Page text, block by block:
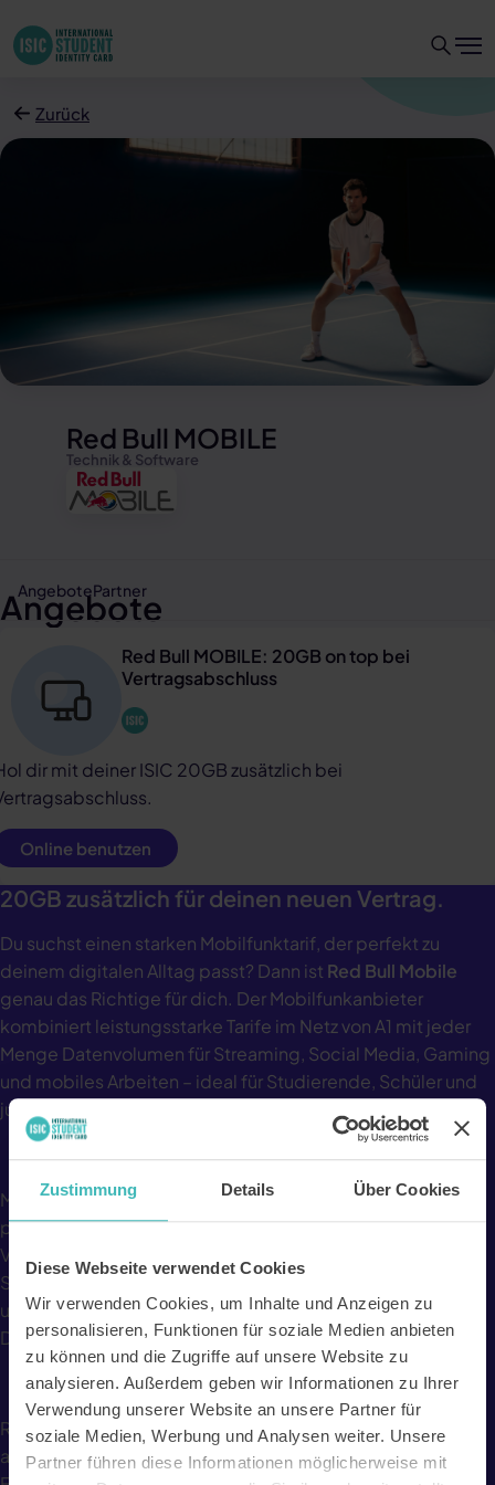
Zustimmung Details Über Cookies
Diese Webseite verwendet Cookies
Wir verwenden Cookies, um Inhalte und Anzeigen zu
personalisieren, Funktionen für soziale Medien anbieten
zu können und die Zugriffe auf unsere Website zu
analysieren. Außerdem geben wir Informationen zu Ihrer
Verwendung unserer Website an unsere Partner für
soziale Medien, Werbung und Analysen weiter. Unsere
Partner führen diese Informationen möglicherweise mit
Zurück
Technik & Software
Red Bull MOBILE
AngebotePartner
Angebote
Red Bull MOBILE: 20GB on top bei
Vertragsabschluss
dir mit deiner ISIC 20GB zusätzlich bei
Online benutzen
20GB zusätzlich für deinen neuen Vertrag.
Du suchst einen starken Mobilfunktarif, der perfekt zu
deinem digitalen Alltag passt? Dann ist Red Bull Mobile
genau das Richtige für dich. Der Mobilfunkanbieter
kombiniert leistungsstarke Tarife im Netz von A1 mit jeder
Menge Datenvolumen für Streaming, Social Media, Gaming
und mobiles Arbeiten – ideal für Studierende, Schüler und
junge Menschen, die jederzeit online sein möchten.
Mit einemRed Bull Mobile Gutscheincode
über ISIC
profitierst du jetzt von einem exklusiven Vorteil: Bei einem
Vertragsabschluss erhältst du
So surfst du noch länger mit Highspeed-Geschwindigkeit
und musst dir weniger Gedanken über dein monatliches
Datenlimit machen.
Red Bull Mobile steht für flexible Mobilfunklösungen,
attraktive Tarifpakete und ein modernes digitales Erlebnis.